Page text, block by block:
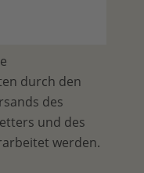
durch den
des
und des
werden.